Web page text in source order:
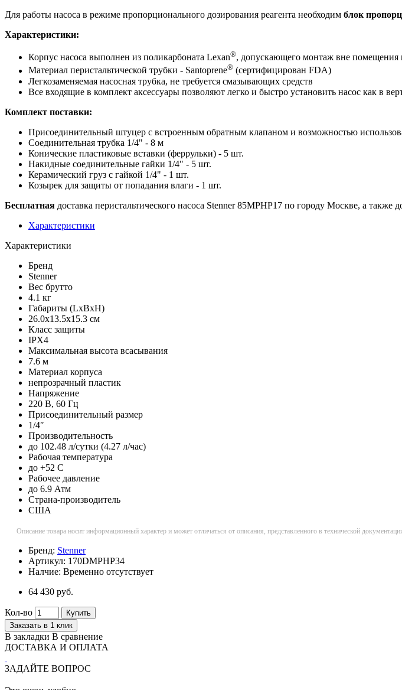
Для работы насоса в режиме пропорционального дозирования реагента необходим блок
Характеристики:
Корпус насоса выполнен из поликарбоната Lexan®, допускающего монтаж вне помещения
Материал перистальтической трубки - Santoprene® (сертифицирован FDA)
Легкозаменяемая насосная трубка, не требуется смазывающих средств
Все входящие в комплект аксессуары позволяют легко и быстро установить насос как в
Комплект поставки:
Присоединительный штуцер с встроенным обратным клапаном и возможностью
Соединительная трубка 1/4" - 8 м
Конические пластиковые вставки (феррульки) - 5 шт.
Накидные соединительные гайки 1/4" - 5 шт.
Керамический груз с гайкой 1/4" - 1 шт.
Козырек для защиты от попадания влаги - 1 шт.
Бесплатная доставка перистальтического насоса Stenner 85MPHP17 по городу Москве, а
Характеристики
Характеристики
Бренд
Stenner
Вес брутто
4.1 кг
Габариты (LxBxH)
26.0х13.5х15.3 см
Класс защиты
IPX4
Максимальная высота всасывания
7.6 м
Материал корпуса
непрозрачный пластик
Напряжение
220 В, 60 Гц
Присоединительный размер
1/4″
Производительность
до 102.48 л/сутки (4.27 л/час)
Рабочая температура
до +52 C
Рабочее давление
до 6.9 Атм
Страна-производитель
США
Описание товара носит информационный характер и может отличаться от описания, представленного в технической
Бренд: Stenner
Артикул: 170DMPHP34
Налчие: Временно отсутствует
64 430 руб.
Кол-во
Купить
Заказать в 1 клик
В закладки В сравнение
ДОСТАВКА И ОПЛАТА
ЗАДАЙТЕ ВОПРОС